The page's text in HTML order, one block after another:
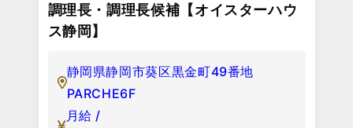
調理長・調理長候補【オイスターハウ
ス静岡】
静岡県静岡市葵区黒金町49番地
PARCHE6F
月給 /